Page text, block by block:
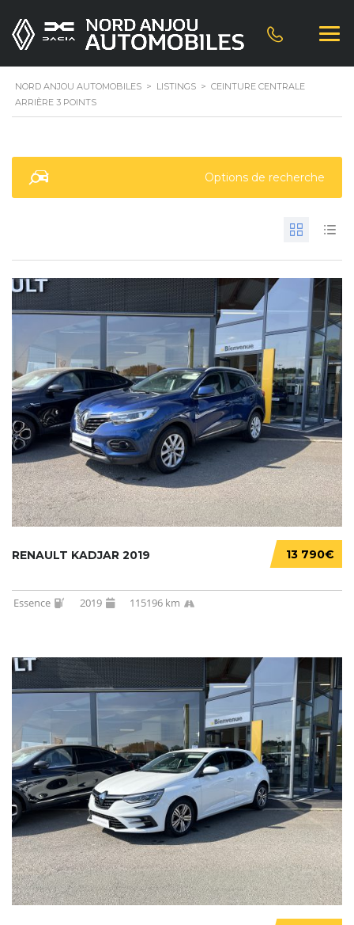
NORD ANJOU AUTOMOBILES > LISTINGS > CEINTURE CENTRALE
ARRIÈRE 3 POINTS
Options de recherche
13 790€
RENAULT KADJAR 2019
Essence 2019 115196 km